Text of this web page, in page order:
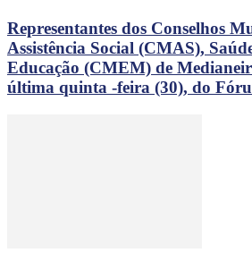
Representantes dos Conselhos
Assistência Social (CMAS),
Educação (CMEM) de
última quinta -feira (30), do